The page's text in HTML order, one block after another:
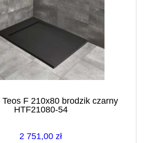
Teos F 210x80 brodzik czarny
HTF21080-54
2 751,00 zł